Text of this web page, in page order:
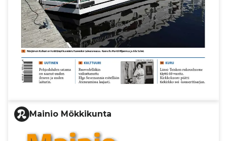
Mainio Mökkikunta